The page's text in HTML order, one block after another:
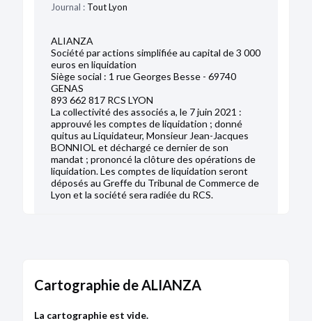
Journal : Tout Lyon
ALIANZA
Société par actions simplifiée au capital de 3 000
euros en liquidation
Siège social : 1 rue Georges Besse - 69740
GENAS
893 662 817 RCS LYON
La collectivité des associés a, le 7 juin 2021 :
approuvé les comptes de liquidation ; donné
quitus au Liquidateur, Monsieur Jean-Jacques
BONNIOL et déchargé ce dernier de son
mandat ; prononcé la clôture des opérations de
liquidation. Les comptes de liquidation seront
déposés au Greffe du Tribunal de Commerce de
Lyon et la société sera radiée du RCS.
RCS de Lyon
Cartographie de ALIANZA
La cartographie est vide.